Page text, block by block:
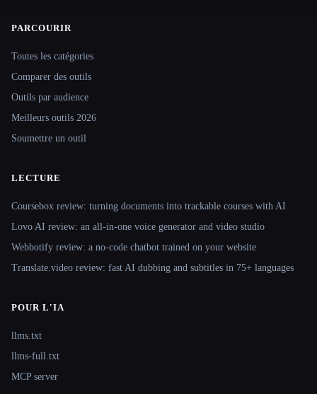
PARCOURIR
Toutes les catégories
Comparer des outils
Outils par audience
Meilleurs outils 2026
Soumettre un outil
LECTURE
Coursebox review: turning documents into trackable courses with AI
Lovo AI review: an all-in-one voice generator and video studio
Webbotify review: a no-code chatbot trained on your website
Translate.video review: fast AI dubbing and subtitles in 75+ languages
POUR L'IA
llms.txt
llms-full.txt
MCP server